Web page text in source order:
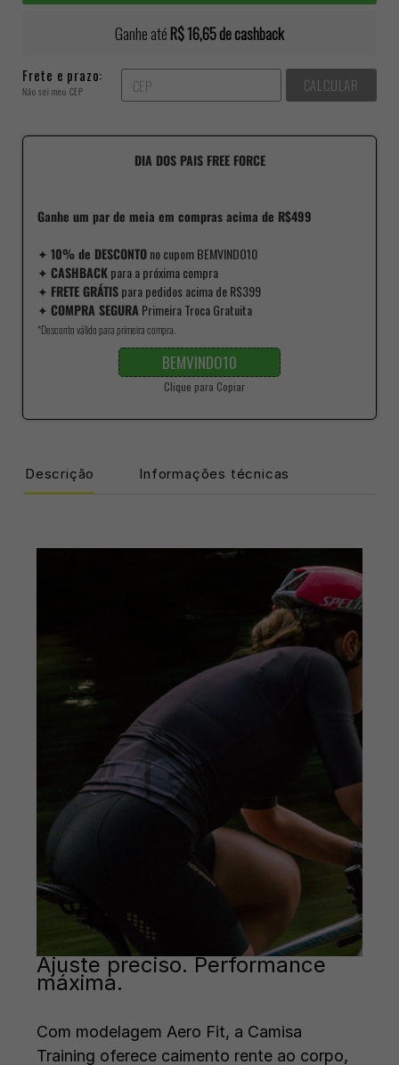
Ganhe até R$ 16,65de cashback
Frete e prazo:
Não sei meu CEP CALCULAR
DIA DOS PAIS FREE FORCE
Ganhe um par de meia em compras acima de R$499
✦ 10% de DESCONTOno cupom BEMVINDO10
✦ CASHBACKpara a próxima compra
✦ FRETE GRÁTISpara pedidos acima de R$399
✦ COMPRA SEGURA Primeira Troca Gratuita
*Desconto válido para primeira compra.
BEMVINDO10
Clique para Copiar
Descrição Informações técnicas
Ajuste preciso. Performance
máxima.
Com modelagem Aero Fit, a Camisa
Training oferece caimento rente ao corpo,